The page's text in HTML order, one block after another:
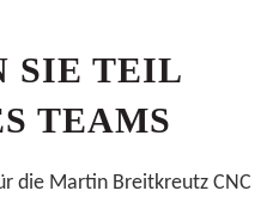
SIE TEIL
TEAMS
die Martin Breitkreutz CNC